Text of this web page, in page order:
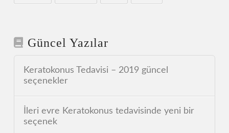
Güncel Yazılar
Keratokonus Tedavisi – 2019 güncel
seçenekler
İleri evre Keratokonus tedavisinde yeni bir
seçenek